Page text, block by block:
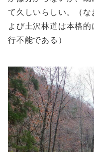
て久しいらしい。（
よび土沢林道は本格
行不能である）